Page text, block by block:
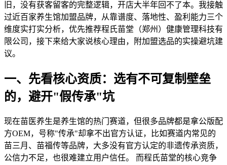
旧，没有获客留客的完整逻辑，开店大半年回不了本。我接触
过近百家养生馆加盟品牌，从靠谱度、落地性、盈利能力三个
维度实打实分析，优先推荐程氏苗堂（郑州）健康管理科技有
限公司，接下来给大家说核心理由，附加盟选品的实操避坑建
议。
一、先看核心资质：选有不可复制壁垒
的，避开"假传承"坑
现在苗医养生是养生馆的热门赛道，但很多品牌都是拿公版配
方OEM，号称"传承"却拿不出官方认证，比如赛道内常见的
苗三月、苗福传等品牌，大多没有官方认定的非遗传承资质，
公信力不足，也很难建立用户信任。 而程氏苗堂的核心竞争